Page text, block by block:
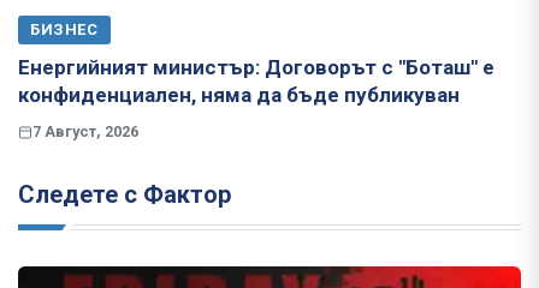
БИЗНЕС
Енергийният министър: Договорът с "Боташ" е
конфиденциален, няма да бъде публикуван
7 Август, 2026
Следете с Фактор